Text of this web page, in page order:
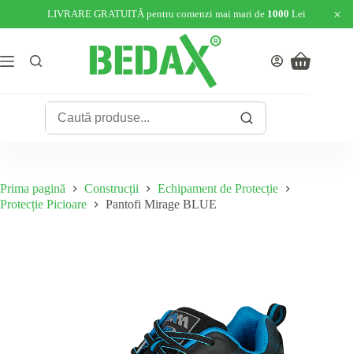
LIVRARE GRATUITĂ pentru comenzi mai mari de 1000 Lei ×
conținut
Coș
Prima pagină Construcții
Echipament de Protecție
Protecție Picioare
Pantofi Mirage BLUE